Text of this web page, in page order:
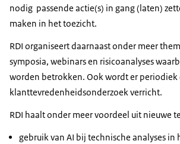
nodig passende actie(s) in gang (laten)
maken in het toezicht.
RDI organiseert daarnaast onder meer
symposia, webinars en risicoanalyses
worden betrokken. Ook wordt er periodiek
klanttevredenheidsonderzoek verricht.
RDI haalt onder meer voordeel uit nieuwe
gebruik van AI bij technische analyses in